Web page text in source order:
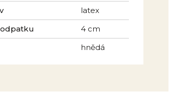
latex
4 cm
hnědá